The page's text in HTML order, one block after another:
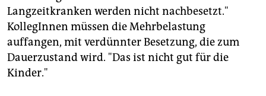
Langzeitkranken werden nicht nachbesetzt."
KollegInnen müssen die Mehrbelastung
auffangen, mit verdünnter Besetzung, die zum
Dauerzustand wird. "Das ist nicht gut für die
Kinder."